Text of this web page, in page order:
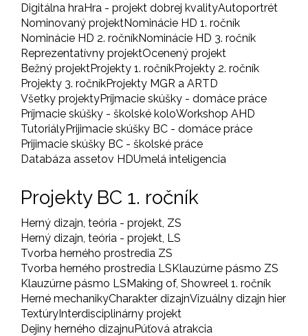
Digitálna hraHra - projekt dobrej kvalityAutoportrét
Nominovaný projektNominácie HD 1. ročník
Nominácie HD 2. ročníkNominácie HD 3. ročník
Reprezentatívny projektOcenený projekt
Bežný projektProjekty 1. ročníkProjekty 2. ročník
Projekty 3. ročníkProjekty MGR a ARTD
Všetky projektyPríjmacie skúšky - domáce práce
Príjmacie skúšky - školské koloWorkshop AHD
TutoriályPrijimacie skúšky BC - domáce práce
Prijimacie skúšky BC - školské práce
Databáza assetov HDUmelá inteligencia
Projekty BC 1. ročník
Herný dizajn, teória - projekt, ZS
Herný dizajn, teória - projekt, LS
Tvorba herného prostredia ZS
Tvorba herného prostredia LSKlauzúrne pásmo ZS
Klauzúrne pásmo LSMaking of, Showreel 1. ročník
Herné mechanikyCharakter dizajnVizuálny dizajn hier
TextúryInterdisciplinárny projekt
Dejiny herného dizajnuPúťová atrakcia